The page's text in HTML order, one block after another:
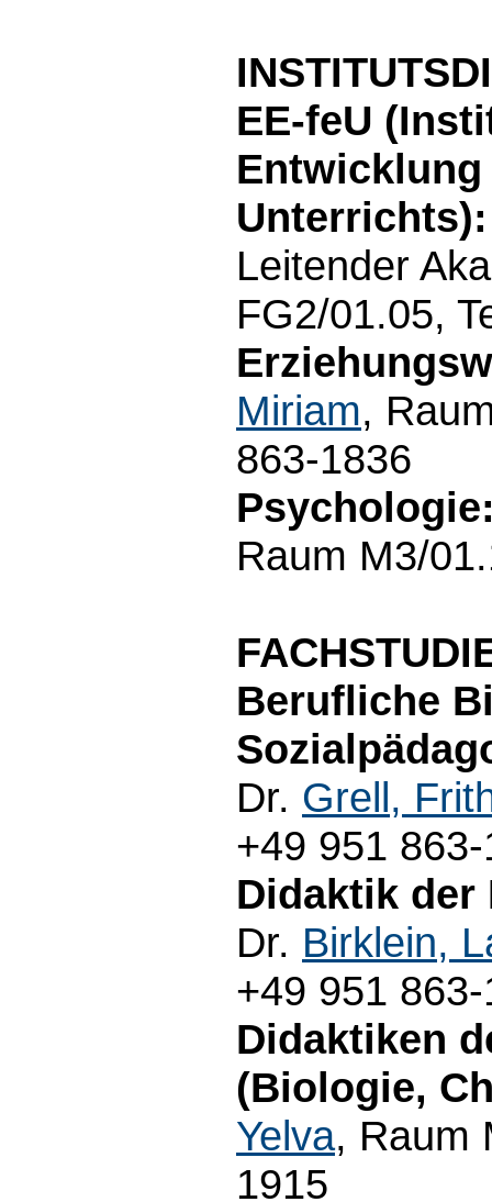
EE-feU
Entwicklung
Unterrichts):
Leitender
FG2/01.05,
Miriam,
863-1836
Raum M3/
Berufliche
Dr. Grell,
+49 951
Didaktik der
Dr. Birklein,
+49 951
Didaktiken
(Biologie,
Yelva, Raum
1915